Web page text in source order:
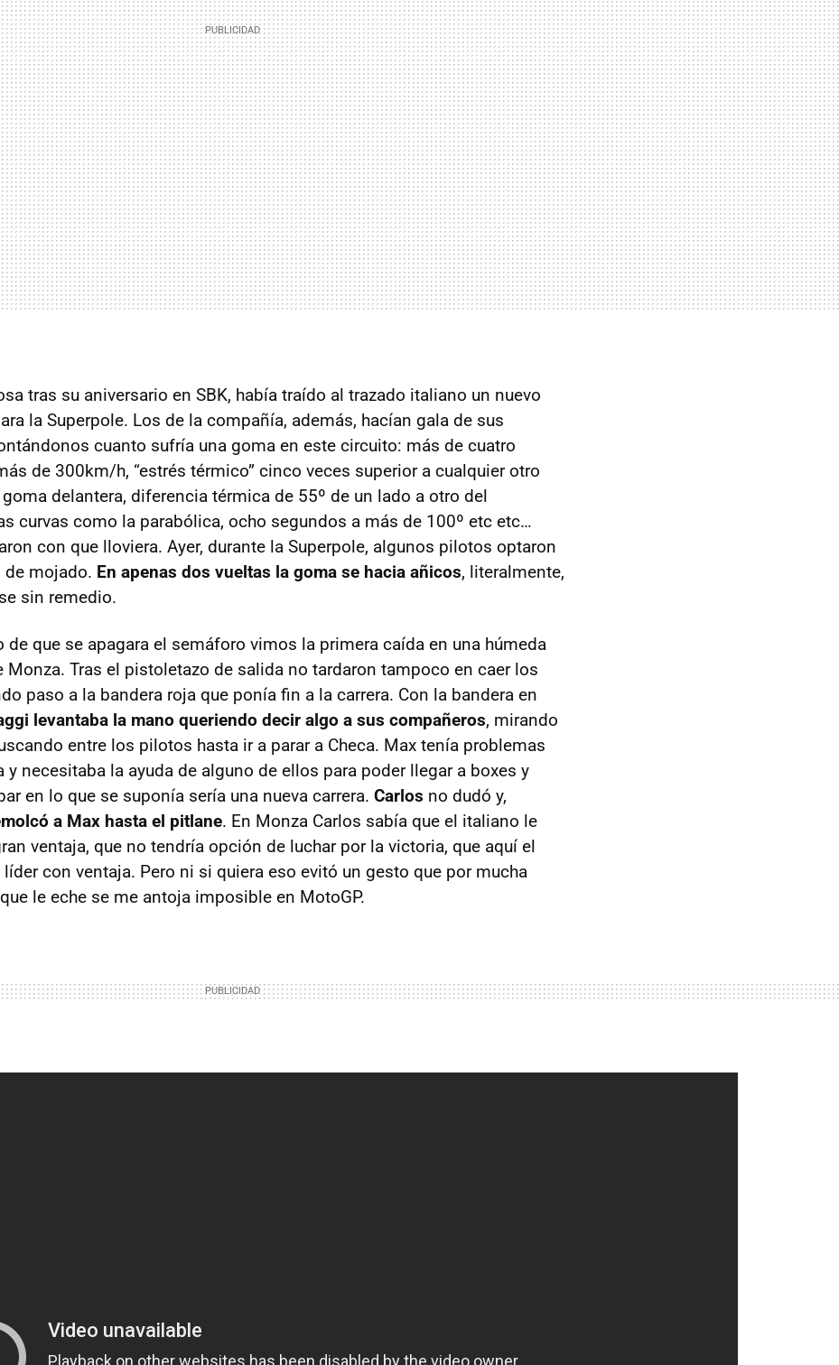
tras su aniversario en SBK, había traído al trazado italiano un nuevo
la Superpole. Los de la compañía, además, hacían gala de sus
cuanto sufría una goma en este circuito: más de cuatro
de 300km/h, “estrés térmico” cinco veces superior a cualquier otro
delantera, diferencia térmica de 55º de un lado a otro del
curvas como la parabólica, ocho segundos a más de 100º etc etc…
con que lloviera. Ayer, durante la Superpole, algunos pilotos optaron
mojado. En apenas dos vueltas la goma se hacia añicos, literalmente,
sin remedio.
de que se apagara el semáforo vimos la primera caída en una húmeda
Monza. Tras el pistoletazo de salida no tardaron tampoco en caer los
paso a la bandera roja que ponía fin a la carrera. Con la bandera en
levantaba la mano queriendo decir algo a sus compañeros, mirando
entre los pilotos hasta ir a parar a Checa. Max tenía problemas
y necesitaba la ayuda de alguno de ellos para poder llegar a boxes y
en lo que se suponía sería una nueva carrera. Carlos no dudó y,
a Max hasta el pitlane. En Monza Carlos sabía que el italiano le
ventaja, que no tendría opción de luchar por la victoria, que aquí el
con ventaja. Pero ni si quiera eso evitó un gesto que por mucha
le eche se me antoja imposible en MotoGP.